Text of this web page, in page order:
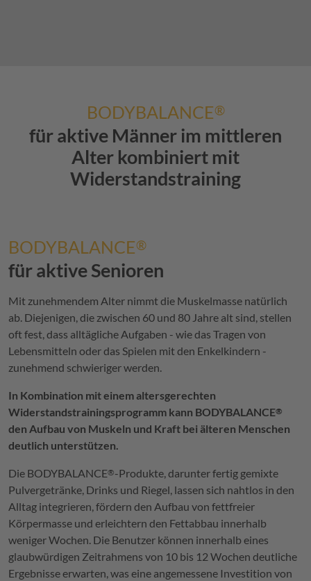
BODYBALANCE®
für aktive Männer im mittleren
Alter kombiniert mit
Widerstandstraining
BODYBALANCE®
für aktive Senioren
Mit zunehmendem Alter nimmt die Muskelmasse natürlich
ab. Diejenigen, die zwischen 60 und 80 Jahre alt sind, stellen
oft fest, dass alltägliche Aufgaben - wie das Tragen von
Lebensmitteln oder das Spielen mit den Enkelkindern -
zunehmend schwieriger werden.
In Kombination mit einem altersgerechten
Widerstandstrainingsprogramm kann BODYBALANCE®
den Aufbau von Muskeln und Kraft bei älteren Menschen
deutlich unterstützen.
Die BODYBALANCE®-Produkte, darunter fertig gemixte
Pulvergetränke, Drinks und Riegel, lassen sich nahtlos in den
Alltag integrieren, fördern den Aufbau von fettfreier
Körpermasse und erleichtern den Fettabbau innerhalb
weniger Wochen. Die Benutzer können innerhalb eines
glaubwürdigen Zeitrahmens von 10 bis 12 Wochen deutliche
Ergebnisse erwarten, was eine angemessene Investition von